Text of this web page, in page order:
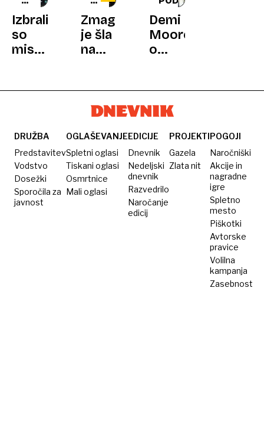
NOVICE
Izbrali
so
misico,
vozi
in
Tina
se
bosta
poročila
na
Zmaga
je šla
na
zvezdnik
pa je
Pahor
Demi
Moore
o
Willisa:
»Za
življenjske
situacije
ni
priročnika«
DRUŽBA
Predstavitev
Vodstvo
Dosežki
Sporočila za
javnost
OGLAŠEVANJE
Spletni oglasi
Tiskani oglasi
Osmrtnice
Mali oglasi
EDICIJE
Dnevnik
Nedeljski
dnevnik
Razvedrilo
Naročanje
edicij
PROJEKTI
Gazela
Zlata nit
POGOJI
Naročniški
Akcije in
nagradne
igre
Spletno
mesto
Piškotki
Avtorske
pravice
Volilna
kampanja
Zasebnost